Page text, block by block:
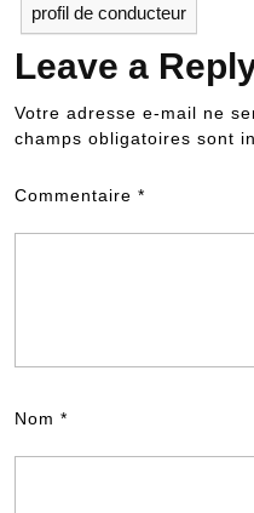
profil de conducteur
Leave a
Votre adresse e-mail ne
champs obligatoires sont
Commentaire *
Nom *